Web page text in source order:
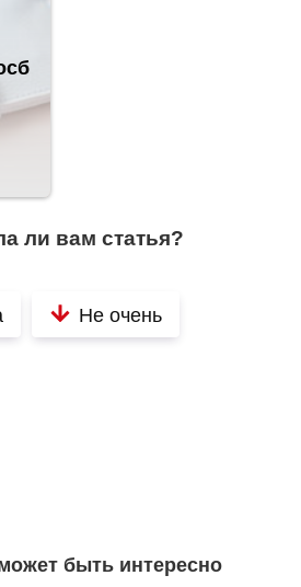
ли вам статья?
Не очень
быть интересно